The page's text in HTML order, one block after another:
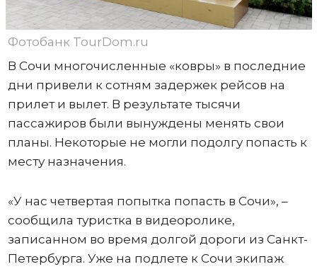
Фотобанк TourDom.ru
В Сочи многочисленные «ковры» в последние
дни привели к сотням задержек рейсов на
прилет и вылет. В результате тысячи
пассажиров были вынуждены менять свои
планы. Некоторые не могли подолгу попасть к
месту назначения.
«У нас четвертая попытка попасть в Сочи», –
сообщила туристка в видеоролике,
записанном во время долгой дороги из Санкт-
Петербурга. Уже на подлете к Сочи экипаж